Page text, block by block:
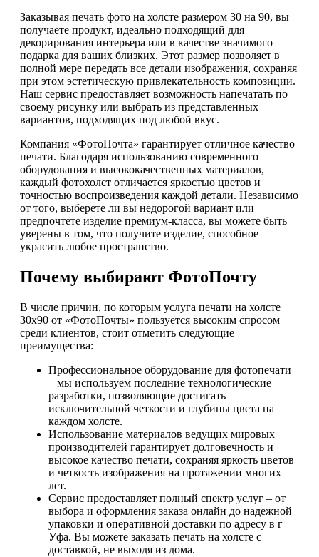
Заказывая печать фото на холсте размером 30 на 90, вы
получаете продукт, идеально подходящий для
декорирования интерьера или в качестве значимого
подарка для ваших близких. Этот размер позволяет в
полной мере передать все детали изображения, сохраняя
при этом эстетическую привлекательность композиции.
Наш сервис предоставляет возможность напечатать по
своему рисунку или выбрать из представленных
вариантов, подходящих под любой вкус.
Компания «ФотоПочта» гарантирует отличное качество
печати. Благодаря использованию современного
оборудования и высококачественных материалов,
каждый фотохолст отличается яркостью цветов и
точностью воспроизведения каждой детали. Независимо
от того, выберете ли вы недорогой вариант или
предпочтете изделие премиум-класса, вы можете быть
уверены в том, что получите изделие, способное
украсить любое пространство.
Почему выбирают ФотоПочту
В числе причин, по которым услуга печати на холсте
30х90 от «ФотоПочты» пользуется высоким спросом
среди клиентов, стоит отметить следующие
преимущества:
Профессиональное оборудование для фотопечати
– мы используем последние технологические
разработки, позволяющие достигать
исключительной четкости и глубины цвета на
каждом холсте.
Использование материалов ведущих мировых
производителей гарантирует долговечность и
высокое качество печати, сохраняя яркость цветов
и четкость изображения на протяжении многих
лет.
Сервис предоставляет полный спектр услуг – от
выбора и оформления заказа онлайн до надежной
упаковки и оперативной доставки по адресу в г
Уфа. Вы можете заказать печать на холсте с
доставкой, не выходя из дома.